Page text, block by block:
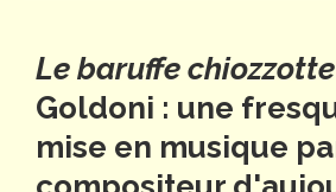
Le baruffe chiozzotte
Goldoni : une
mise en musique